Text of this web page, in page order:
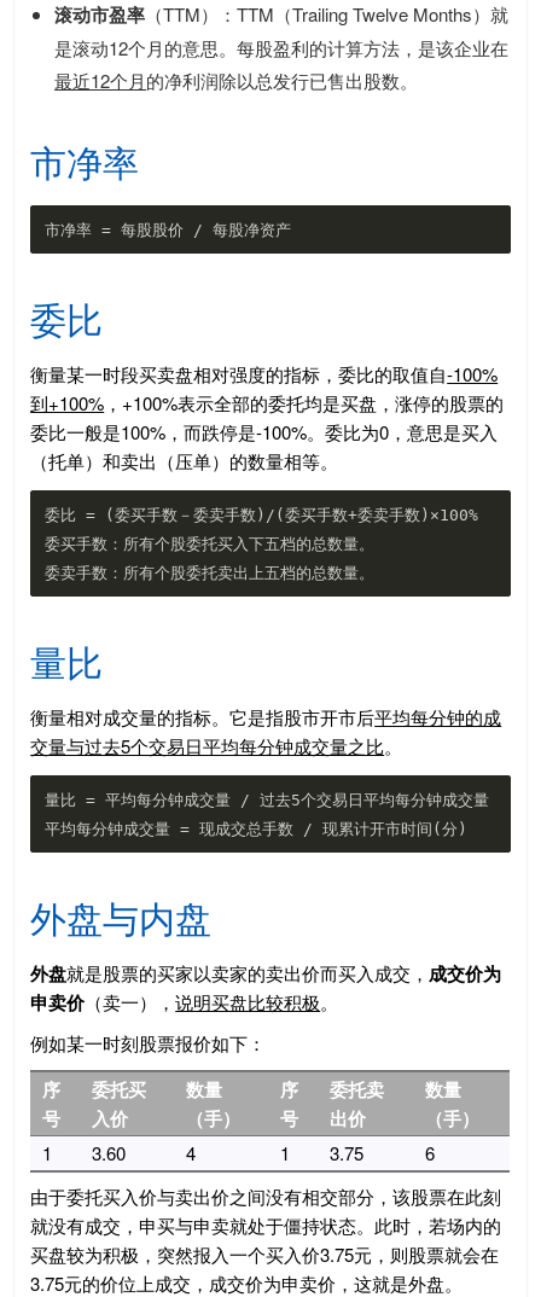
滚动市盈率 （TTM）：TTM（Trailing Twelve Months）就
是滚动12个月的意思。每股盈利的计算方法，是该企业在
最近12个月的净利润除以总发行已售出股数。
市净率
委比
衡量某一时段买卖盘相对强度的指标，委比的取值自-100%
到+100% ，+100%表示全部的委托均是买盘，涨停的股票的
委比一般是100%，而跌停是-100%。委比为0，意思是买入
（托单）和卖出（压单）的数量相等。
委比 = (委买手数－委卖手数)/(委买手数+委卖手数)×100%
委买手数：所有个股委托买入下五档的总数量。
量比
衡量相对成交量的指标。它是指股市开市后平均每分钟的成
交量与过去5个交易日平均每分钟成交量之比。
量比 = 平均每分钟成交量 / 过去5个交易日平均每分钟成交量
外盘与内盘
外盘就是股票的买家以卖家的卖出价而买入成交， 成交价为
申卖价（卖一），说明买盘比较积极。
例如某一时刻股票报价如下：
序
号
委托买
入价
数量
（手）
序
号
委托卖
出价
数量
（手）
1 3.60 4 1 3.75
6
由于委托买入价与卖出价之间没有相交部分，该股票在此刻
就没有成交，申买与申卖就处于僵持状态。此时，若场内的
买盘较为积极，突然报入一个买入价3.75元，则股票就会在
3.75元的价位上成交，成交价为申卖价，这就是外盘。